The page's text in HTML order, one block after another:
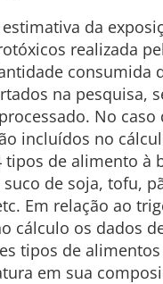
da
realizada
consumida
na pesquisa,
No caso
incluídos no
tipos de alimento à
de soja, tofu,
Em relação ao
cálculo os dados
tipos de
em sua